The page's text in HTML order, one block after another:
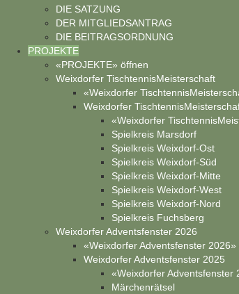
DIE SATZUNG
DER MITGLIEDSANTRAG
DIE BEITRAGSORDNUNG
PROJEKTE
«PROJEKTE» öffnen
Weixdorfer TischtennisMeisterschaft
«Weixdorfer
Weixdorfer
«Weixdorfer
Spielkreis Marsdorf
Spielkreis Weixdorf-Ost
Spielkreis Weixdorf-Süd
Spielkreis Weixdorf-Mitte
Spielkreis Weixdorf-West
Spielkreis Weixdorf-Nord
Spielkreis Fuchsberg
Weixdorfer Adventsfenster 2026
«Weixdorfer Adventsfenster 2026»
Weixdorfer Adventsfenster 2025
«Weixdorfer Adventsfenster
Märchenrätsel